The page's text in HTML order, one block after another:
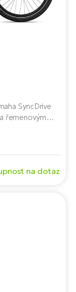
SyncDrive
řemenovým
Kg.
na dotaz